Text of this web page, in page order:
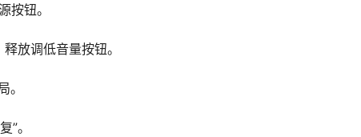
按钮。
放调低音量按钮。
。
”。